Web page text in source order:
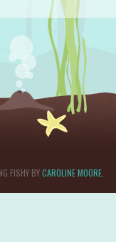
FISHY BYCAROLINE MOORE